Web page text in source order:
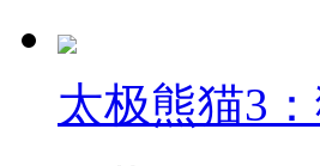
太极熊猫3